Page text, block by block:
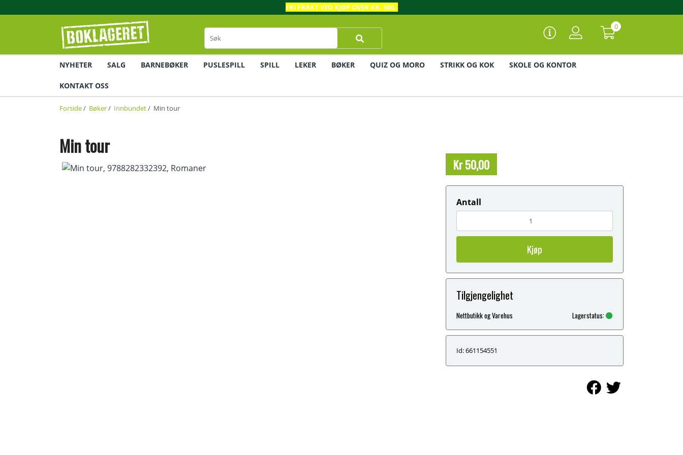
FRI FRAKT VED KJØP OVER KR. 500,-
0
NYHETER SALG BARNEBØKER PUSLESPILL SPILL LEKER BØKER QUIZ OG MORO STRIKK OG KOK SKOLE OG KONTOR
KONTAKT OSS
Forside/ Bøker/ Innbundet/ Min tour
Min tour
Kr 50,00
Antall
Kjøp
Tilgjengelighet
Nettbutikk og Varehus Lagerstatus:
Id: 661154551